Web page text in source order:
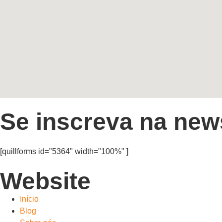
Se inscreva na
[quillforms id="5364" width="100%" ]
Website
Início
Blog